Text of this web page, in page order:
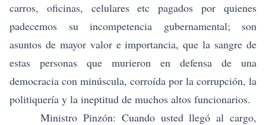
carros, oficinas, celulares etc pagados por quienes
padecemos su incompetencia gubernamental; son
asuntos de mayor valor e importancia, que la sangre de
estas personas que murieron en defensa de una
democracia con minúscula, corroída por la corrupción, la
politiquería y la ineptitud de muchos altos funcionarios.
Ministro Pinzón: Cuando usted llegó al cargo,